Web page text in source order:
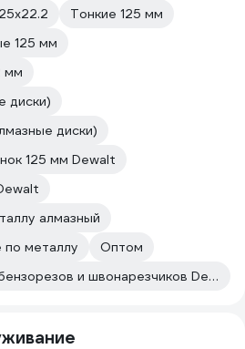
Тонкие 125 мм
125 мм
мм
диски)
диски)
125 мм Dewalt
алмазный
металлу
Оптом
Диски алмазные для бензорезов и швонарезчиков DeWalt